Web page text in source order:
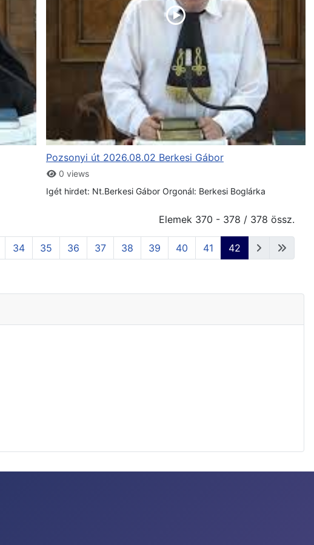
Pozsonyi út 2026.08.02 Berkesi Gábor
0 views
Igét hirdet: Nt.Berkesi Gábor Orgonál: Berkesi Boglárka
Elemek 370 - 378 / 378 össz.
34 35 36 37 38 39 40 41 42